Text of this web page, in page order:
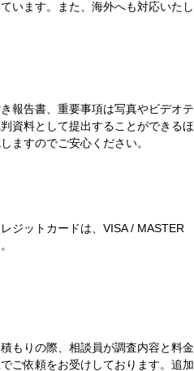
います。また、 海外へも対応いたし
報告書、重要事項は写真やビデオテ
資料として提出することができるほ
ますのでご安心ください。
ジットカードは、 VISA / MASTER
もりの際、相談員が調査内容と料金
ご依頼をお受けしております。追加